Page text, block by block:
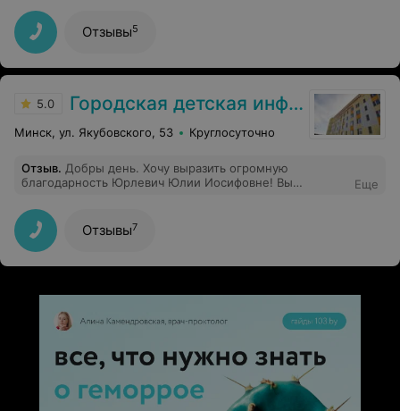
Отзывы5
5.0 Городская детская инфекционная клиническая больница
Минск, ул. Якубовского, 53 Круглосуточно
Отзыв. Добры день. Хочу выразить огромную
благодарность Юрлевич Юлии Иосифовне! Вы
сердечной теплотой. Спасибо вам за внимательный
уход и чуткость по отношению к пациентам. Я с сыном
попала в инфекционную больницу с особым случаем.
Благодаря вам, а также доценту к.м.н. Русикевичу С.С.
была проведена полная диагностика и оперативно
Еще
Отзывы7